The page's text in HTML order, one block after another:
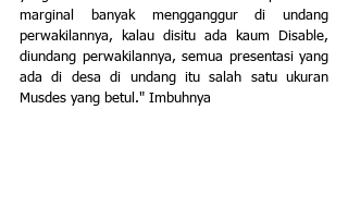
marginal banyak mengganggur di undang
perwakilannya, kalau disitu ada kaum Disable,
diundang perwakilannya, semua presentasi yang
ada di desa di undang itu salah satu ukuran
Musdes yang betul." Imbuhnya